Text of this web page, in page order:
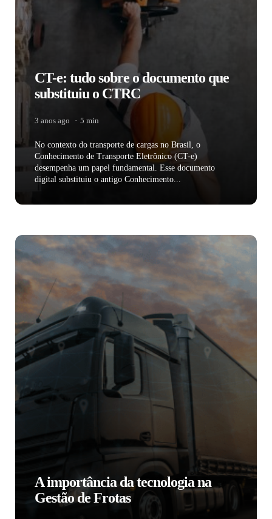
CT-e: tudo sobre o documento que
substituiu o CTRC
3 anos ago 5 min
No contexto do transporte de cargas no Brasil, o
Conhecimento de Transporte Eletrônico (CT-e)
desempenha um papel fundamental. Esse documento
digital substituiu o antigo Conhecimento...
A importância da tecnologia na
Gestão de Frotas